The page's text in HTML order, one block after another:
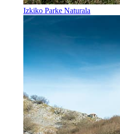
Izkiko Parke Naturala